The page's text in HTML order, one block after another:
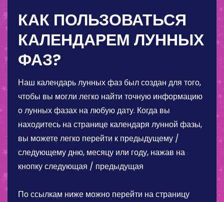
КАК ПОЛЬЗОВАТЬСЯ
КАЛЕНДАРЕМ ЛУННЫХ
ФАЗ?
Наш календарь лунных фаз был создан для того,
чтобы вы могли легко найти точную информацию
о лунных фазах на любую дату. Когда вы
находитесь на странице календаря лунной фазы,
вы можете легко перейти к предыдущему /
следующему дню, месяцу или году, нажав на
кнопку следующая / предыдущая
По ссылкам ниже можно перейти на страницу